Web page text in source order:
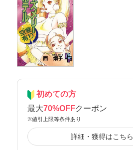
初めての方
最大70%OFFクーポン
※値引上限等条件あり
詳細・獲得はこちら